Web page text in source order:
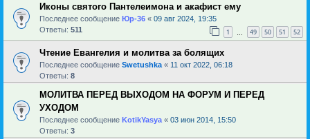
Иконы святого Пантелеимона и акафист ему
Последнее сообщение Юр-36 « 09 авг 2024, 19:35
Ответы: 511 1 49 50 51 52
Чтение Евангелия и молитва за болящих
Последнее сообщение Swetushka « 11 окт 2022, 06:18
Ответы: 8
МОЛИТВА ПЕРЕД ВЫХОДОМ НА ФОРУМ И ПЕРЕД
УХОДОМ
Последнее сообщение KotikYasya « 03 июн 2014, 15:50
Ответы: 3